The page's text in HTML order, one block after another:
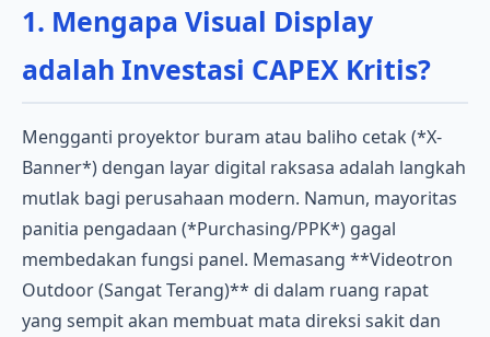
1. Mengapa Visual Display
adalah Investasi CAPEX Kritis?
Mengganti proyektor buram atau baliho cetak (*X-
Banner*) dengan layar digital raksasa adalah langkah
mutlak bagi perusahaan modern. Namun, mayoritas
panitia pengadaan (*Purchasing/PPK*) gagal
membedakan fungsi panel. Memasang **Videotron
Outdoor (Sangat Terang)** di dalam ruang rapat
yang sempit akan membuat mata direksi sakit dan